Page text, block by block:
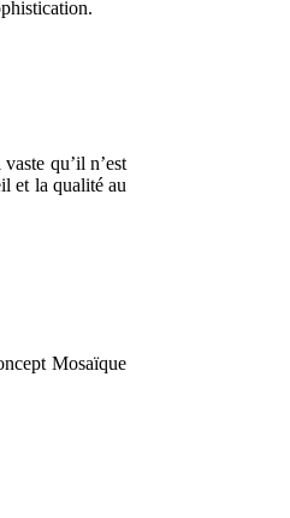
qu’il n’est
et la qualité au
Mosaïque